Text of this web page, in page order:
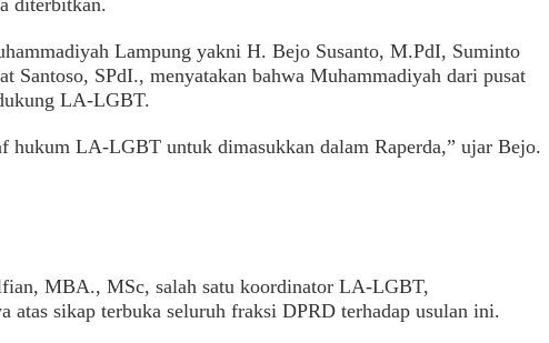
diterbitkan.
Lampung yakni H. Bejo Susanto, M.PdI, Suminto
Santoso, SPdI., menyatakan bahwa Muhammadiyah dari pusat
LA-LGBT.
hukum LA-LGBT untuk dimasukkan dalam Raperda,” ujar Bejo.
MBA., MSc, salah satu koordinator LA-LGBT,
atas sikap terbuka seluruh fraksi DPRD terhadap usulan ini.